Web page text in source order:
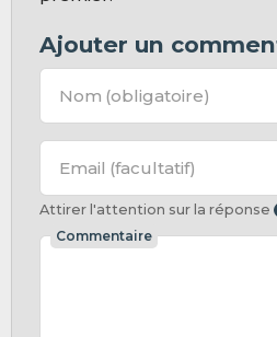
Ajouter un
Nom (obligatoire)
Email (facultatif)
Attirer l'attention sur la réponse
Commentaire